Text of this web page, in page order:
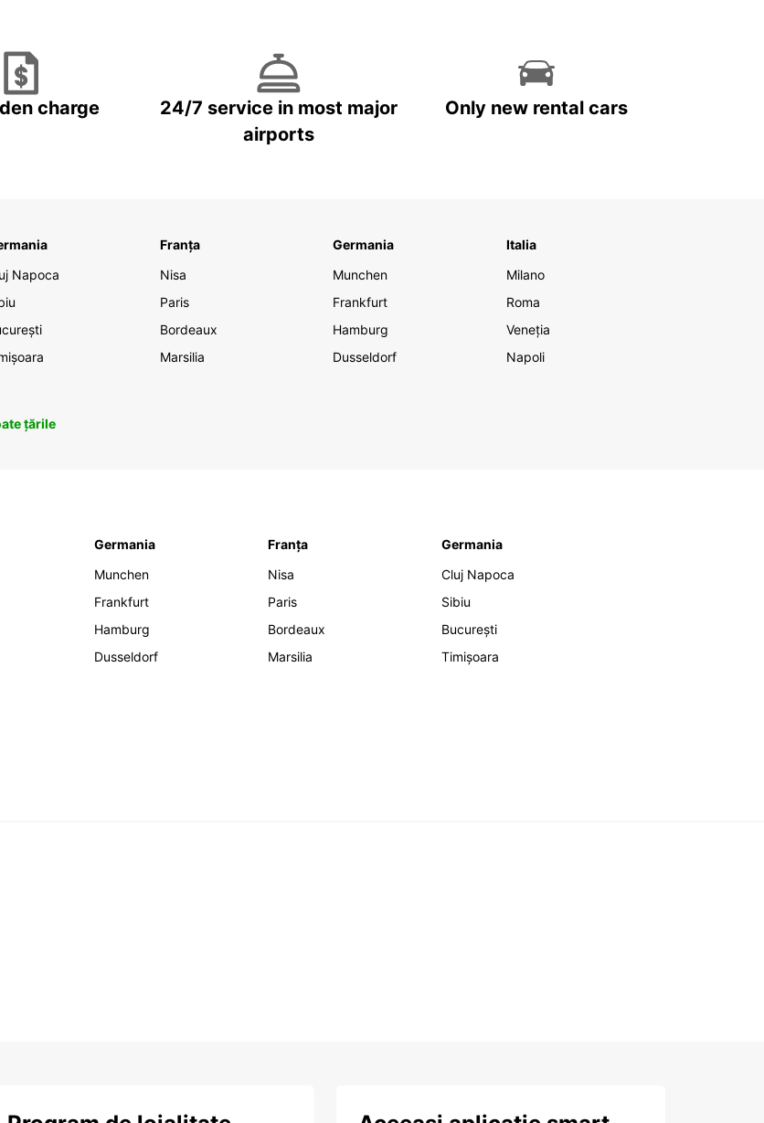
charge
24/7 service in most major
airports
Only new rental cars
Napoca
Franța
Nisa
Paris
Bordeaux
Marsilia
Germania
Munchen
Frankfurt
Hamburg
Dusseldorf
Italia
Milano
Roma
Veneția
Napoli
țările
Germania
Munchen
Frankfurt
Hamburg
Dusseldorf
Franța
Nisa
Paris
Bordeaux
Marsilia
Germania
Cluj Napoca
Sibiu
București
Timișoara